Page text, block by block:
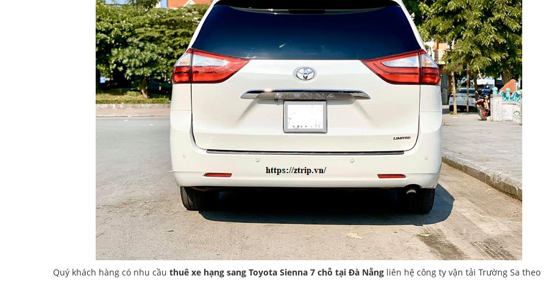
Quý khách hàng có nhu cầu thuê xe hạng sang Toyota Sienna 7 chỗ tại Đà Nẵng liên hệ công ty vận tải Trường Sa theo